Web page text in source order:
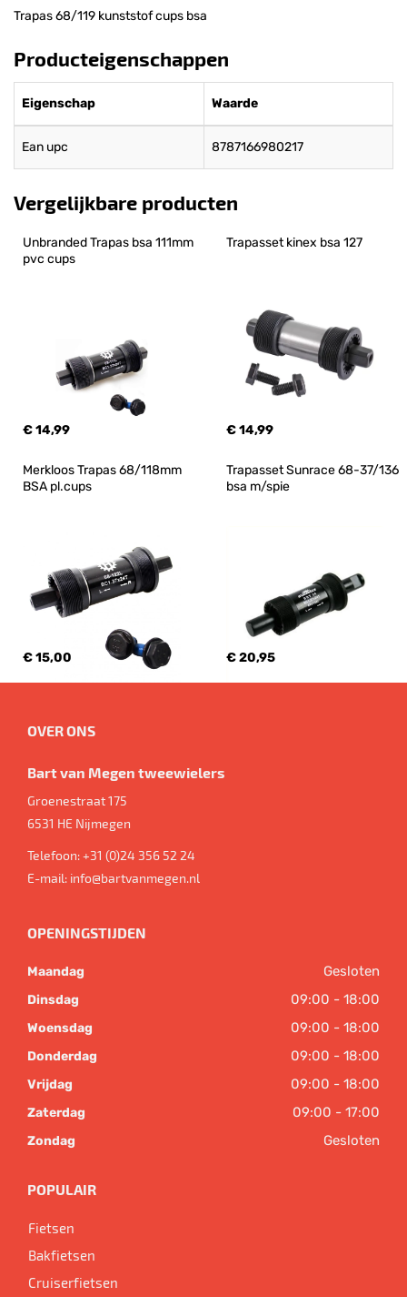
Trapas 68/119 kunststof cups bsa
Producteigenschappen
Eigenschap Waarde
Ean upc 8787166980217
Vergelijkbare producten
Unbranded Trapas bsa 111mm
pvc cups
€ 14,99
Trapasset kinex bsa 127
€ 14,99
Merkloos Trapas 68/118mm
BSA pl.cups
€ 15,00
Trapasset Sunrace 68-37/136
bsa m/spie
€ 20,95
OVER ONS
Bart van Megen tweewielers
Groenestraat 175
6531 HE Nijmegen
Telefoon:+31 (0)24 356 52 24
E-mail: info@bartvanmegen.nl
OPENINGSTIJDEN
Maandag Gesloten
Dinsdag 09:00 - 18:00
Woensdag 09:00 - 18:00
Donderdag 09:00 - 18:00
Vrijdag 09:00 - 18:00
Zaterdag 09:00 - 17:00
Zondag Gesloten
POPULAIR
Fietsen
Bakfietsen
Cruiserfietsen